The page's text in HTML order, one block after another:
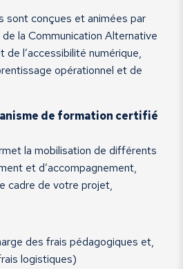
sont conçues et animées par
la Communication Alternative
l’accessibilité numérique,
opérationnel et de
de formation certifié
la mobilisation de différents
et d’accompagnement,
cadre de votre projet,
des frais pédagogiques et,
logistiques)